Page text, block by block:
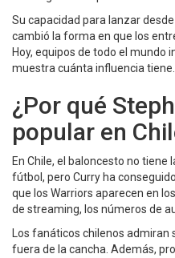
Su capacidad para lanzar
cambió la forma en que los
Hoy, equipos de todo el mundo
muestra cuánta influencia tiene.
¿Por qué
popular en
En Chile, el baloncesto no
fútbol, pero Curry ha
que los Warriors aparecen en
de streaming, los números de
Los fanáticos chilenos
fuera de la cancha. Además,